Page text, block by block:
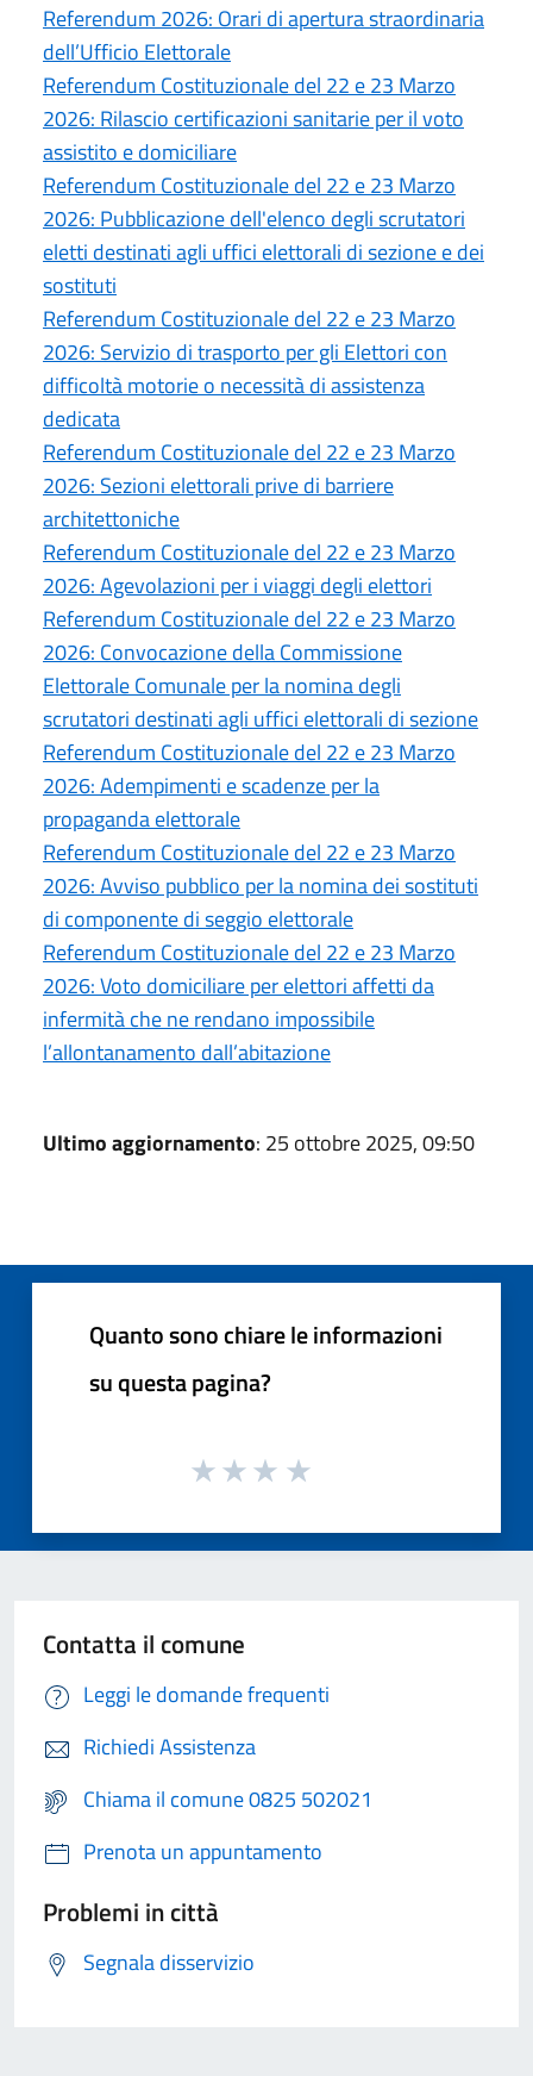
Referendum 2026: Orari di apertura straordinaria
dell’Ufficio Elettorale
Referendum Costituzionale del 22 e 23 Marzo
2026: Rilascio certificazioni sanitarie per il voto
assistito e domiciliare
Referendum Costituzionale del 22 e 23 Marzo
2026: Pubblicazione dell'elenco degli scrutatori
eletti destinati agli uffici elettorali di sezione e dei
sostituti
Referendum Costituzionale del 22 e 23 Marzo
2026: Servizio di trasporto per gli Elettori con
difficoltà motorie o necessità di assistenza
dedicata
Referendum Costituzionale del 22 e 23 Marzo
2026: Sezioni elettorali prive di barriere
architettoniche
Referendum Costituzionale del 22 e 23 Marzo
2026: Agevolazioni per i viaggi degli elettori
Referendum Costituzionale del 22 e 23 Marzo
2026: Convocazione della Commissione
Elettorale Comunale per la nomina degli
scrutatori destinati agli uffici elettorali di sezione
Referendum Costituzionale del 22 e 23 Marzo
2026: Adempimenti e scadenze per la
propaganda elettorale
Referendum Costituzionale del 22 e 23 Marzo
2026: Avviso pubblico per la nomina dei sostituti
di componente di seggio elettorale
Referendum Costituzionale del 22 e 23 Marzo
2026: Voto domiciliare per elettori affetti da
infermità che ne rendano impossibile
l’allontanamento dall’abitazione
Ultimo aggiornamento: 25 ottobre 2025, 09:50
Quanto sono chiare le informazioni
su questa pagina?
Contatta il comune
Leggi le domande frequenti
Richiedi Assistenza
Chiama il comune 0825 502021
Prenota un appuntamento
Problemi in città
Segnala disservizio